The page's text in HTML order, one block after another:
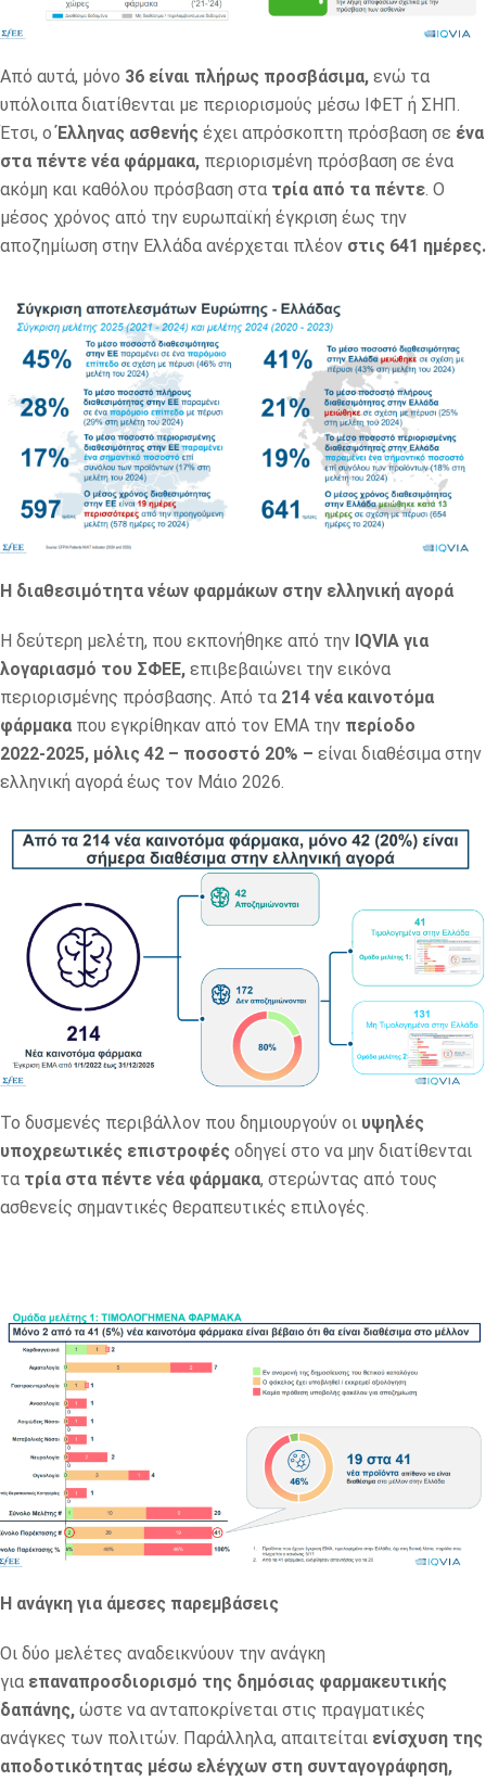
Από αυτά, μόνο 36 είναι πλήρως προσβάσιμα, ενώ τα
υπόλοιπα διατίθενται με περιορισμούς μέσω ΙΦΕΤ ή ΣΗΠ.
Έτσι, οΈλληνας ασθενής έχει απρόσκοπτη πρόσβαση σε ένα
στα πέντε νέα φάρμακα, περιορισμένη πρόσβαση σε ένα
ακόμη και καθόλου πρόσβαση στα τρία από τα πέντε. Ο
μέσος χρόνος από την ευρωπαϊκή έγκριση έως την
αποζημίωση στην Ελλάδα ανέρχεται πλέον στις 641 ημέρες.
Η διαθεσιμότητα νέων φαρμάκων στην ελληνική αγορά
Η δεύτερη μελέτη, που εκπονήθηκε από την IQVIA για
λογαριασμό του ΣΦΕΕ, επιβεβαιώνει την εικόνα
περιορισμένης πρόσβασης. Από τα 214 νέα καινοτόμα
φάρμακα που εγκρίθηκαν από τον ΕΜΑ την περίοδο
2022‑2025, μόλις 42 – ποσοστό 20% – είναι διαθέσιμα στην
ελληνική αγορά έως τον Μάιο 2026.
Το δυσμενές περιβάλλον που δημιουργούν οι υψηλές
υποχρεωτικές επιστροφές οδηγεί στο να μην διατίθενται
τα τρία στα πέντε νέα φάρμακα, στερώντας από τους
ασθενείς σημαντικές θεραπευτικές επιλογές.
Η ανάγκη για άμεσες παρεμβάσεις
Οι δύο μελέτες αναδεικνύουν την ανάγκη
για επαναπροσδιορισμό της δημόσιας φαρμακευτικής
δαπάνης, ώστε να ανταποκρίνεται στις πραγματικές
ανάγκες των πολιτών. Παράλληλα, απαιτείται ενίσχυση της
αποδοτικότητας μέσω ελέγχων στη συνταγογράφηση,